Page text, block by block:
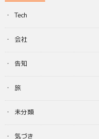
Tech
会社
告知
旅
未分類
気づき